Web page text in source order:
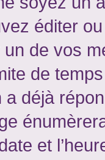
éditer
de vos
de
a déjà
et